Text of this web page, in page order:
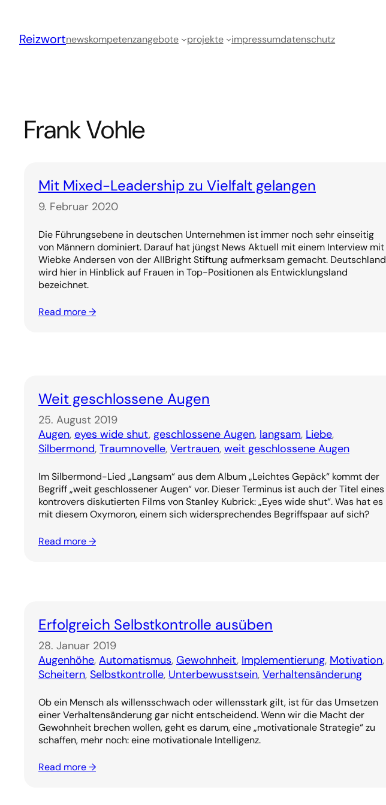
springen
Reizwortnewskompetenzangebote projekte impressumdatenschutz
Frank Vohle
Mit Mixed-Leadership zu Vielfalt gelangen
9. Februar 2020
Die Führungsebene in deutschen Unternehmen ist immer noch sehr einseitig
von Männern dominiert. Darauf hat jüngst News Aktuell mit einem Interview mit
Wiebke Andersen von der AllBright Stiftung aufmerksam gemacht. Deutschland
wird hier in Hinblick auf Frauen in Top-Positionen als Entwicklungsland
bezeichnet.
Read more →
Weit geschlossene Augen
25. August 2019
Augen, eyes wide shut, geschlossene Augen, langsam, Liebe
Silbermond, Traumnovelle, Vertrauen, weit geschlossene Augen
Im Silbermond-Lied „Langsam“ aus dem Album „Leichtes Gepäck“ kommt der
Begriff „weit geschlossener Augen“ vor. Dieser Terminus ist auch der Titel eines
kontrovers diskutierten Films von Stanley Kubrick: „Eyes wide shut“. Was hat es
mit diesem Oxymoron, einem sich widersprechendes Begriffspaar auf sich?
Read more →
Erfolgreich Selbstkontrolle ausüben
28. Januar 2019
Augenhöhe, Automatismus, Gewohnheit, Implementierung, Motivation
Scheitern, Selbstkontrolle, Unterbewusstsein, Verhaltensänderung
Ob ein Mensch als willensschwach oder willensstark gilt, ist für das Umsetzen
einer Verhaltensänderung gar nicht entscheidend. Wenn wir die Macht der
Gewohnheit brechen wollen, geht es darum, eine „motivationale Strategie“ zu
schaffen, mehr noch: eine motivationale Intelligenz.
Read more →